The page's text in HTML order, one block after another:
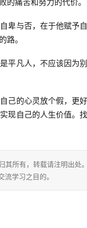
痛苦和努力的代价。
卑与否，在于他赋予
路。
平凡人，不应该因为
己的心灵放个假，更
现自己的人生价值。
所有，转载请注明出处
学习之目的。